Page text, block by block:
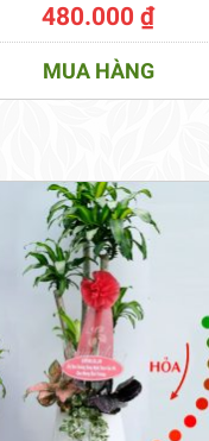
480.000₫
MUA HÀNG